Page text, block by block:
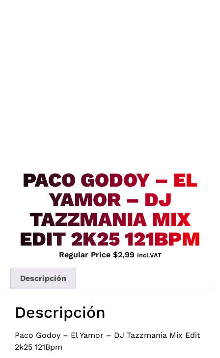
PACO GODOY – EL
YAMOR – DJ
TAZZMANIA MIX
EDIT 2K25 121BPM
Regular Price $2,99 incl.VAT
Descripción
Descripción
Paco Godoy – El Yamor – DJ Tazzmania Mix Edit
2k25 121Bpm